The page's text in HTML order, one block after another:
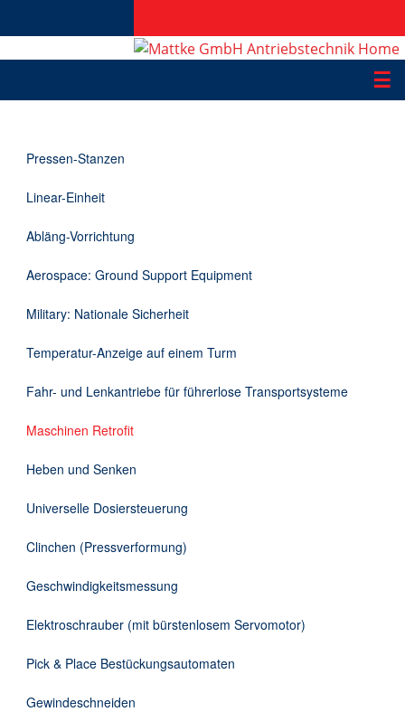
☰
Applikationen
Informationen
Downloads
Kontakt
Pressen-Stanzen
Linear-Einheit
Abläng-Vorrichtung
Aerospace: Ground Support Equipment
Military: Nationale Sicherheit
Temperatur-Anzeige auf einem Turm
Fahr- und Lenkantriebe für führerlose Transportsysteme
Maschinen Retrofit
Heben und Senken
Universelle Dosiersteuerung
Clinchen (Pressverformung)
Geschwindigkeitsmessung
Elektroschrauber (mit bürstenlosem Servomotor)
Pick & Place Bestückungsautomaten
Gewindeschneiden